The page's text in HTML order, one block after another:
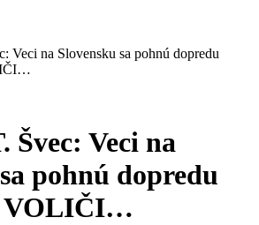
Veci na Slovensku sa pohnú dopredu
Švec: Veci na
pohnú dopredu
VOLIČI…